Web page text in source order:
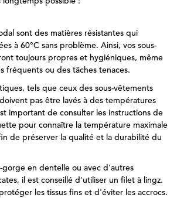
sont des matières résistantes qui
à 60°C sans problème. Ainsi, vos sous-
toujours propres et hygiéniques, même
fréquents ou des tâches tenaces.
tels que ceux des sous-vêtements
pas être lavés à des températures
important de consulter les instructions de
pour connaître la température maximale
de préserver la qualité et la durabilité du
gorge en dentelle ou avec d'autres
il est conseillé d'utiliser un filet à lingz.
les tissus fins et d'éviter les accrocs.